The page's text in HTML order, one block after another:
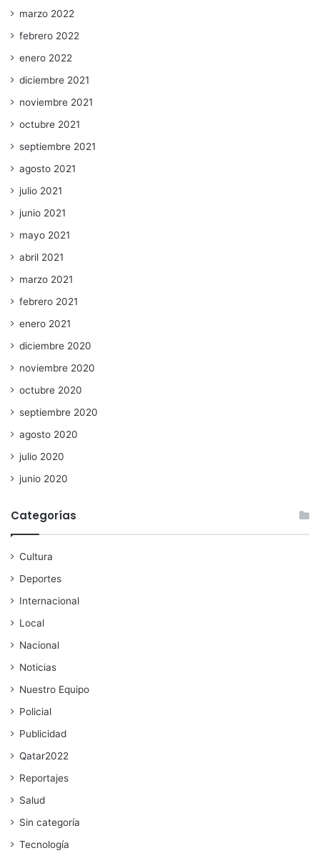
marzo 2022
febrero 2022
enero 2022
diciembre 2021
noviembre 2021
octubre 2021
septiembre 2021
agosto 2021
julio 2021
junio 2021
mayo 2021
abril 2021
marzo 2021
febrero 2021
enero 2021
diciembre 2020
noviembre 2020
octubre 2020
septiembre 2020
agosto 2020
julio 2020
junio 2020
Categorías
Cultura
Deportes
Internacional
Local
Nacional
Noticias
Nuestro Equipo
Policial
Publicidad
Qatar2022
Reportajes
Salud
Sin categoría
Tecnología